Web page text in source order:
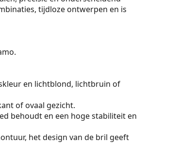
tijdloze ontwerpen en is
en lichtblond, lichtbruin of
of ovaal gezicht.
behoudt en een hoge stabiliteit en
het design van de bril geeft